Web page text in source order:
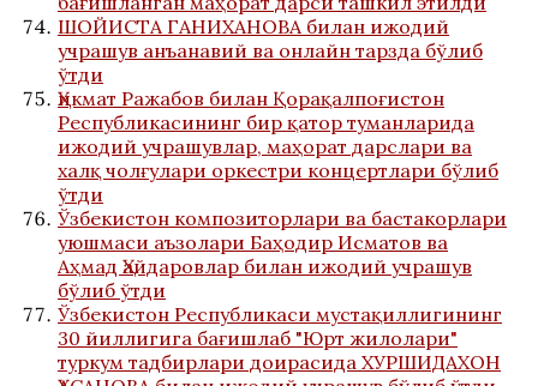
ШОЙИСТА ГАНИХАНОВА билан ижодий
учрашув анъанавий ва онлайн тарзда бўлиб
ўтди
Ҳикмат Ражабов билан Қорақалпоғистон
Республикасининг бир қатор туманларида
ижодий учрашувлар, маҳорат дарслари ва
халқ чолғулари оркестри концертлари бўлиб
ўтди
Ўзбекистон композиторлари ва бастакорлари
уюшмаси аъзолари Баҳодир Исматов ва
Аҳмад Ҳайдаровлар билан ижодий учрашув
бўлиб ўтди
Ўзбекистон Республикаси мустақиллигининг
30 йиллигига бағишлаб "Юрт жилолари"
туркум тадбирлари доирасида ХУРШИДАХОН